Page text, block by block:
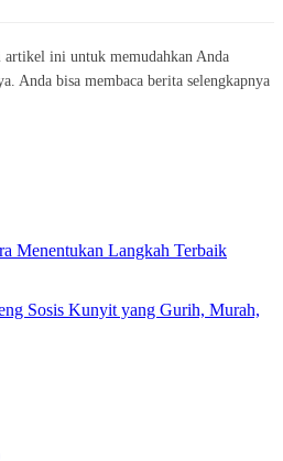
ini untuk memudahkan Anda
Anda bisa membaca berita selengkapnya
Menentukan Langkah Terbaik
Sosis Kunyit yang Gurih, Murah,